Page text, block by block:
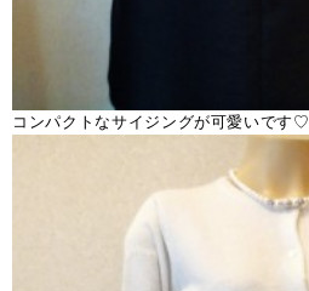
コンパクトなサイジングが可愛いです♡